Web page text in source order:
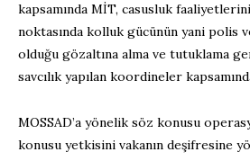
kapsamında MİT, casusluk
noktasında kolluk gücünün yani polis
olduğu gözaltına alma ve tutuklama
savcılık yapılan koordineler
MOSSAD’a yönelik söz konusu
konusu yetkisini vakanın deşifresine